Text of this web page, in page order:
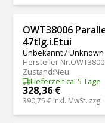
OWT38006
47tlg.i.Etui
Unbekannt / Unknown
Hersteller Nr.
Zustand:Neu
Lieferzeit ca. 5 Tage
328,36 €
390,75 € inkl. MwSt.